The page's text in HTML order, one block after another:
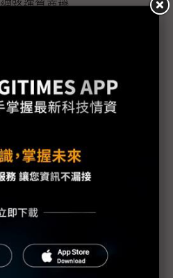
路運算商機
拚復工、推新服務
傳供應不足
衝突待解決
RF元件與記憶體供應商也
強化半導體技術出口管制